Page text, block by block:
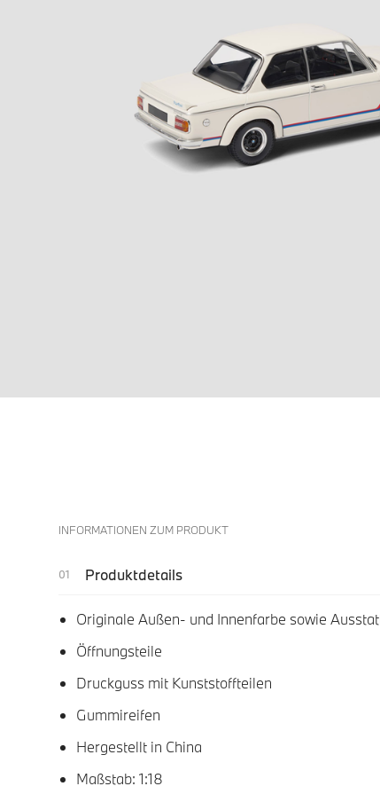
INFORMATIONEN ZUM PRODUKT
Produktdetails
Originale Außen- und Innenfarbe sowie
Öffnungsteile
Druckguss mit Kunststoffteilen
Gummireifen
Hergestellt in China
Maßstab: 1:18